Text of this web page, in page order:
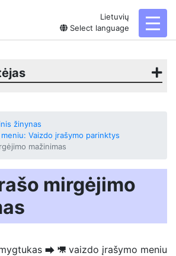
Lietuvių
Select language
žinynas
Vaizdo įrašymo parinktys
mažinimas
mirgėjimo
U 1 vaizdo įrašymo meniu